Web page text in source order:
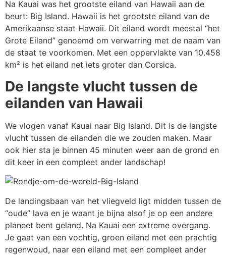
Na Kauai was het grootste eiland van Hawaii aan de
beurt: Big Island. Hawaii is het grootste eiland van de
Amerikaanse staat Hawaii. Dit eiland wordt meestal “het
Grote Eiland” genoemd om verwarring met de naam van
de staat te voorkomen. Met een oppervlakte van 10.458
km² is het eiland net iets groter dan Corsica.
De langste vlucht tussen de
eilanden van Hawaii
We vlogen vanaf Kauai naar Big Island. Dit is de langste
vlucht tussen de eilanden die we zouden maken. Maar
ook hier sta je binnen 45 minuten weer aan de grond en
dit keer in een compleet ander landschap!
De landingsbaan van het vliegveld ligt midden tussen de
“oude” lava en je waant je bijna alsof je op een andere
planeet bent geland. Na Kauai een extreme overgang.
Je gaat van een vochtig, groen eiland met een prachtig
regenwoud, naar een eiland met een compleet ander